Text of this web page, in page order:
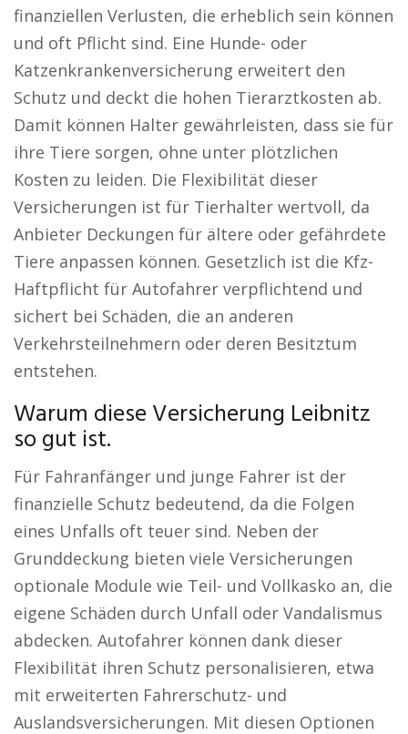
finanziellen Verlusten, die erheblich sein können
und oft Pflicht sind. Eine Hunde- oder
Katzenkrankenversicherung erweitert den
Schutz und deckt die hohen Tierarztkosten ab.
Damit können Halter gewährleisten, dass sie für
ihre Tiere sorgen, ohne unter plötzlichen
Kosten zu leiden. Die Flexibilität dieser
Versicherungen ist für Tierhalter wertvoll, da
Anbieter Deckungen für ältere oder gefährdete
Tiere anpassen können. Gesetzlich ist die Kfz-
Haftpflicht für Autofahrer verpflichtend und
sichert bei Schäden, die an anderen
Verkehrsteilnehmern oder deren Besitztum
entstehen.
Warum diese Versicherung Leibnitz
so gut ist.
Für Fahranfänger und junge Fahrer ist der
finanzielle Schutz bedeutend, da die Folgen
eines Unfalls oft teuer sind. Neben der
Grunddeckung bieten viele Versicherungen
optionale Module wie Teil- und Vollkasko an, die
eigene Schäden durch Unfall oder Vandalismus
abdecken. Autofahrer können dank dieser
Flexibilität ihren Schutz personalisieren, etwa
mit erweiterten Fahrerschutz- und
Auslandsversicherungen. Mit diesen Optionen